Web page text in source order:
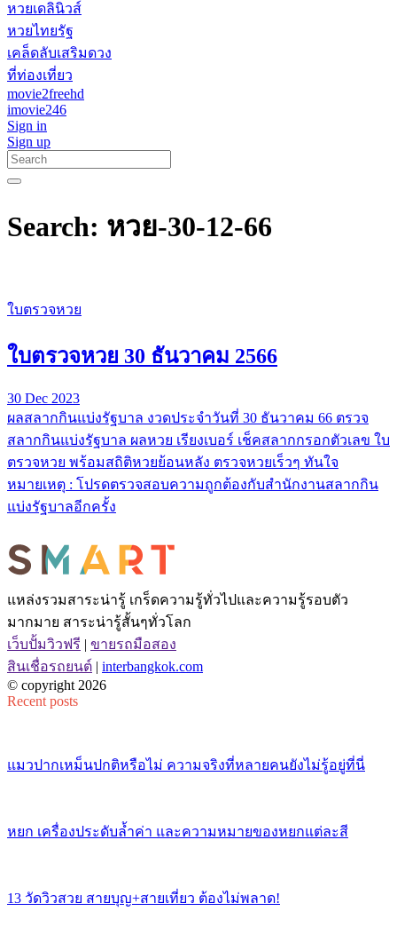
หวยเดลินิวส์
หวยไทยรัฐ
เคล็ดลับเสริมดวง
ที่ท่องเที่ยว
movie2freehd
imovie246
Sign in
Sign up
Search: หวย-30-12-66
ใบตรวจหวย
ใบตรวจหวย 30 ธันวาคม 2566
30 Dec 2023
ผลสลากกินแบ่งรัฐบาล งวดประจำวันที่ 30 ธันวาคม 66 ตรวจ
สลากกินแบ่งรัฐบาล ผลหวย เรียงเบอร์ เช็คสลากกรอกตัวเลข ใบ
ตรวจหวย พร้อมสถิติหวยย้อนหลัง ตรวจหวยเร็วๆ ทันใจ
หมายเหตุ : โปรดตรวจสอบความถูกต้องกับสำนักงานสลากกิน
แบ่งรัฐบาลอีกครั้ง
แหล่งรวมสาระน่ารู้ เกร็ดความรู้ทั่วไปและความรู้รอบตัว
มากมาย สาระน่ารู้สั้นๆทั่วโลก
เว็บปั้มวิวฟรี | ขายรถมือสอง
สินเชื่อรถยนต์ | interbangkok.com
© copyright 2026
Recent posts
แมวปากเหม็นปกติหรือไม่ ความจริงที่หลายคนยังไม่รู้อยู่ที่นี่
หยก เครื่องประดับล้ำค่า และความหมายของหยกแต่ละสี
13 วัดวิวสวย สายบุญ+สายเที่ยว ต้องไม่พลาด!